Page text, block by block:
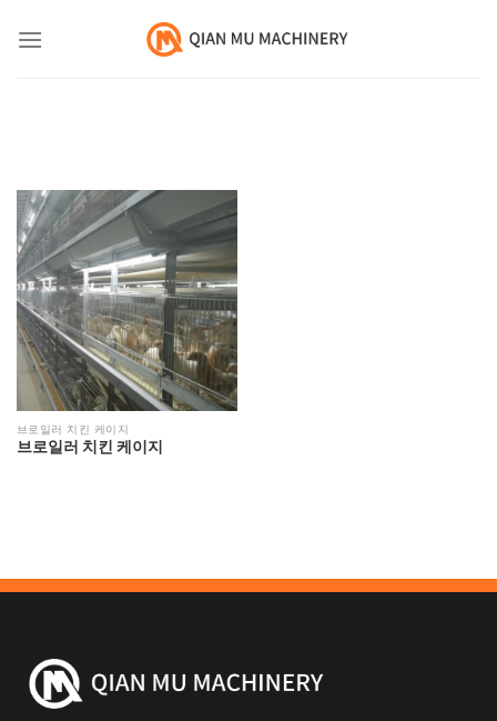
브로일러 치킨 케이지
브로일러 치킨 케이지